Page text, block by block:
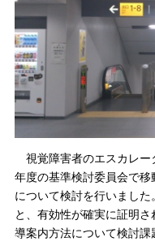
視覚障害者のエスカレ
年度の基準検討委員会で
について検討を行いまし
と、有効性が確実に証明
導案内方法について検討課